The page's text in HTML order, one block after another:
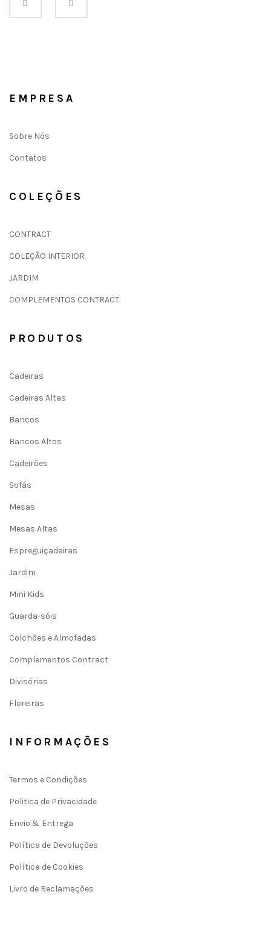
EMPRESA
Sobre Nós
Contatos
COLEÇÕES
CONTRACT
COLEÇÃO INTERIOR
JARDIM
COMPLEMENTOS CONTRACT
PRODUTOS
Cadeiras
Cadeiras Altas
Bancos
Bancos Altos
Cadeirões
Sofás
Mesas
Mesas Altas
Espreguiçadeiras
Jardim
Mini Kids
Guarda-sóis
Colchões e Almofadas
Complementos Contract
Divisórias
Floreiras
INFORMAÇÕES
Termos e Condições
Politica de Privacidade
Envio & Entrega
Política de Devoluções
Política de Cookies
Livro de Reclamações